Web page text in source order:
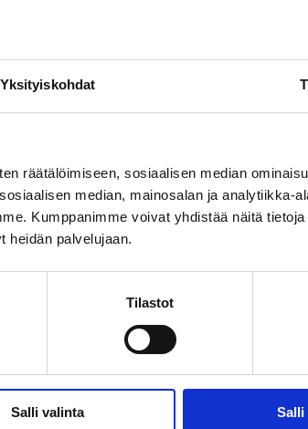
Yksityiskohdat
räätälöimiseen, sosiaalisen median
median, mainosalan ja analytiikka-
Kumppanimme voivat yhdistää näitä
heidän palvelujaan.
Tilastot
Salli valinta Salli
seuraaja haluaa samaistua ja jonka
lisäksi tuotteiden ulkonäköön liitetyllä
Yllättävin markkinointitemppu on
etikettitarra. Jos tätä tuotetta ei
tarrakerholaisille? Niille, jotka
paitaan?
nuoria jonkun niinkin pahanhajuisen
tuotteen houkuttavuuden ja
Tutkimukset osoittavat, että
ei ole enää sallittua, mutta nuuskassa
on laaja kuin karkkikaupassa ikään.
mustikkaa pienellä xylitol-lisällä?
peliä ja kaikki sen hyväntahtoisilta
taannoiset filtteri- ja kevytsavukehuijaukset.
kaikki asiakkaansa?